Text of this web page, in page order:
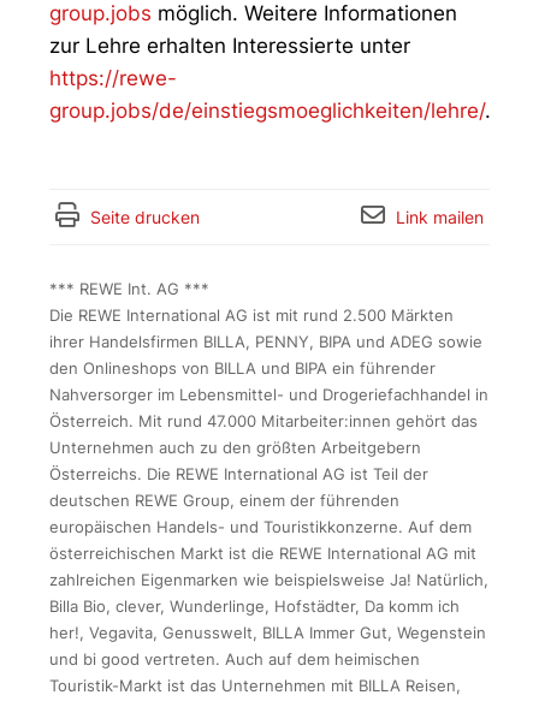
group.jobs möglich. Weitere Informationen
zur Lehre erhalten Interessierte unter
https://rewe-
group.jobs/de/einstiegsmoeglichkeiten/lehre/.
Seite drucken Link mailen
*** REWE Int. AG ***
Die REWE International AG ist mit rund 2.500 Märkten
ihrer Handelsfirmen BILLA, PENNY, BIPA und ADEG sowie
den Onlineshops von BILLA und BIPA ein führender
Nahversorger im Lebensmittel- und Drogeriefachhandel in
Österreich. Mit rund 47.000 Mitarbeiter:innen gehört das
Unternehmen auch zu den größten Arbeitgebern
Österreichs. Die REWE International AG ist Teil der
deutschen REWE Group, einem der führenden
europäischen Handels- und Touristikkonzerne. Auf dem
österreichischen Markt ist die REWE International AG mit
zahlreichen Eigenmarken wie beispielsweise Ja! Natürlich,
Billa Bio, clever, Wunderlinge, Hofstädter, Da komm ich
her!, Vegavita, Genusswelt, BILLA Immer Gut, Wegenstein
und bi good vertreten. Auch auf dem heimischen
Touristik-Markt ist das Unternehmen mit BILLA Reisen,